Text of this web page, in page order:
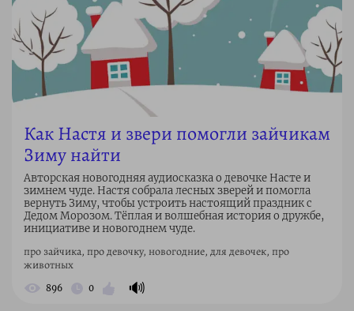
Как Настя и звери помогли зайчикам
Зиму найти
Авторская новогодняя аудиосказка о девочке Насте и
зимнем чуде. Настя собрала лесных зверей и помогла
вернуть Зиму, чтобы устроить настоящий праздник с
Дедом Морозом. Тёплая и волшебная история о дружбе,
инициативе и новогоднем чуде.
про зайчика, про девочку, новогодние, для девочек, про
животных
896 0 🔊